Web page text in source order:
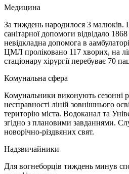
Медицина
За тиждень народилося 3 малюків.
санітарної допомоги відвідало
невідкладна допомога в
ЦМЛ проліковано 117 хворих, на
стаціонару хірургії перебуває 70
Комунальна сфера
Комунальники виконують сезонні
несправності ліній зовнішнього
територію міста. Водоканал та
згідно з плановими завданнями.
новорічно-різдвяних свят.
Надзвичайники
Для вогнеборців тиждень минув